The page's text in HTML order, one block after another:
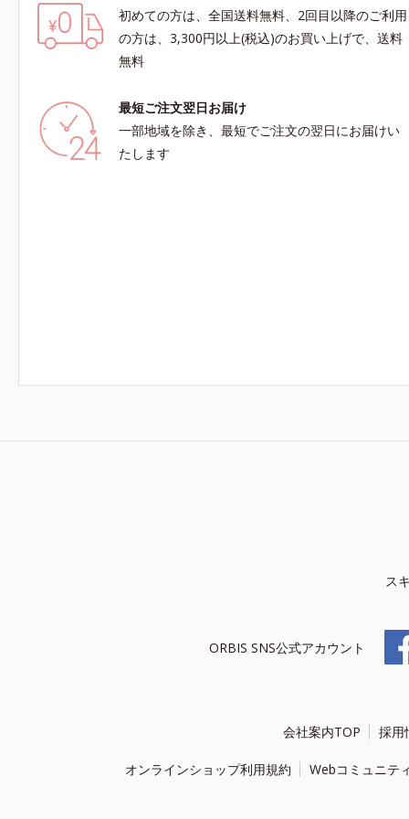
初めての方は、全国送料無料、2回目以降のご利用
の方は、3,300円以上(税込)のお買い上げで、送料
無料
最短ご注文翌日お届け
一部地域を除き、最短でご注文の翌日にお届けい
たします
ス
ORBIS SNS公式アカウント
会社案内TOP 採用
オンラインショップ利用規約 Webコミュニテ